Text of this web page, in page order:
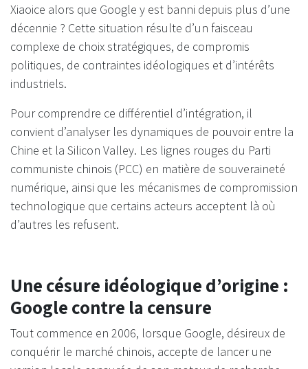
Xiaoice alors que Google y est banni depuis plus d’une
décennie ? Cette situation résulte d’un faisceau
complexe de choix stratégiques, de compromis
politiques, de contraintes idéologiques et d’intérêts
industriels.
Pour comprendre ce différentiel d’intégration, il
convient d’analyser les dynamiques de pouvoir entre la
Chine et la Silicon Valley. Les lignes rouges du Parti
communiste chinois (PCC) en matière de souveraineté
numérique, ainsi que les mécanismes de compromission
technologique que certains acteurs acceptent là où
d’autres les refusent.
Une césure idéologique d’origine :
Google contre la censure
Tout commence en 2006, lorsque Google, désireux de
conquérir le marché chinois, accepte de lancer une